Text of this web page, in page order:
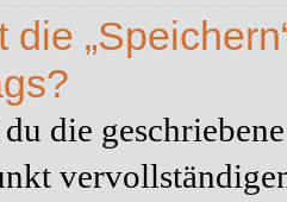
die
die